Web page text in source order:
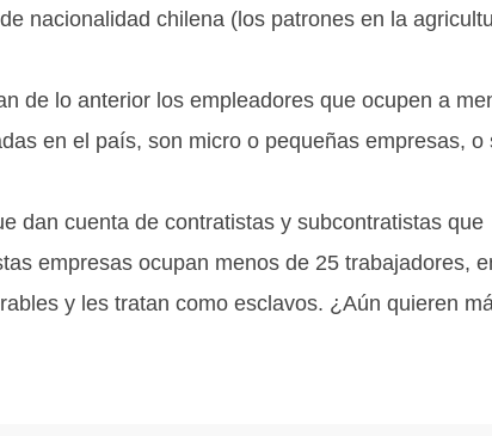
nacionalidad chilena (los patrones en la
de lo anterior los empleadores que ocupen a
en el país, son micro o pequeñas empresas, o
dan cuenta de contratistas y subcontratistas que
empresas ocupan menos de 25 trabajadores,
y les tratan como esclavos. ¿Aún quieren